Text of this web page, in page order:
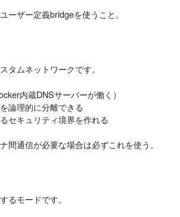
ーザー定義bridgeを使うこと。
タムネットワークです。
内蔵DNSサーバーが働く）
論理的に分離できる
セキュリティ境界を作れる
通信が必要な場合は必ずこれを使う。
るモードです。